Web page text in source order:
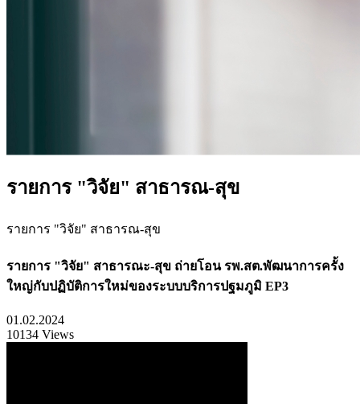
รายการ "วิจัย" สาธารณ-สุข
รายการ "วิจัย" สาธารณ-สุข
รายการ "วิจัย" สาธารณะ-สุข ถ่ายโอน รพ.สต.พัฒนาการครั้ง
ใหญ่กับปฏิบัติการใหม่ของระบบบริการปฐมภูมิ EP3
01.02.2024
10134 Views